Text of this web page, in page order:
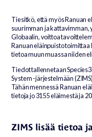
Tiesitkö, että myös Ranuan
suurimman ja kattavimman,
Globaalin, voittoa
Ranuan eläinpuisto
tietoa muun muassa niiden
Tiedot tallennetaan
System -järjestelmään
Tähän mennessä Ranuan
tietoja jo 3155 eläimestä ja
ZIMS lisää tietoa